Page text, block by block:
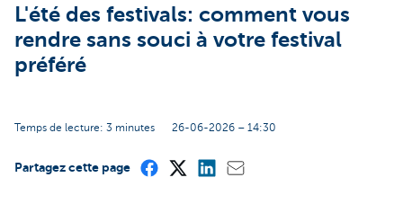
L'été des festivals: comment vous
rendre sans souci à votre festival
préféré
Temps de lecture: 3 minutes 26-06-2026 – 14:30
Partagez cette page